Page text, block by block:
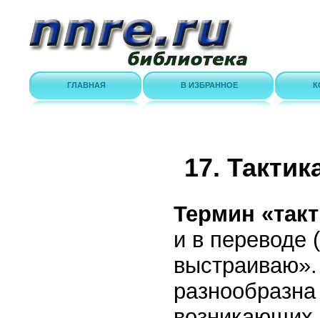
ГЛАВНАЯ В ИЗБРАННОЕ
17.
Термин
и в переводе